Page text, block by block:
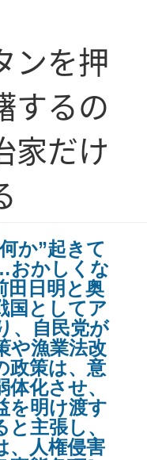
ンを押
するの
家だけ
か”起きて
おかしくな
田日明と奥
国としてア
、自民党が
や漁業法改
政策は、意
化させ、
を明け渡す
と主張し、
、人権侵害